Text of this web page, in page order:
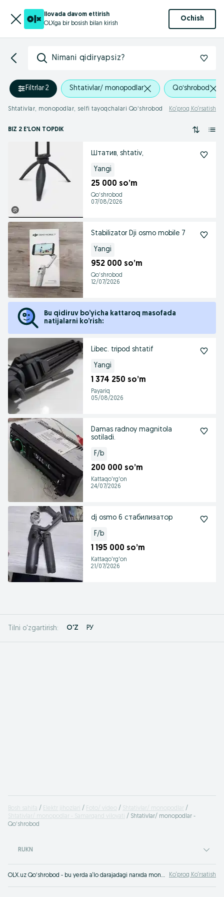
Ilovada davom ettirish
OLXga bir bosish bilan kirish
Ochish
Nimani qidiryapsiz?
Filtrlar·2 Shtativlar/ monopodlar Qoʻshrobod
Shtativlar, monopodlar, selfi tayoqchalari Qoʻshrobod Ko‘proq Ko‘rsatish
BIZ 2 E'LON TOPDIK
Штатив, shtativ,
Yangi
25 000 so’m
Qoʻshrobod
07/08/2026
Stabilizator Dji osmo mobile 7
Yangi
952 000 so’m
Qoʻshrobod
12/07/2026
Bu qidiruv bo’yicha kattaroq masofada
natijalarni ko’rish:
Libec. tripod shtatif
Yangi
1 374 250 so’m
Payariq
05/08/2026
Damas radnoy magnitola
sotiladi.
F/b
200 000 so’m
Kattaqo'rg'on
24/07/2026
dj osmo 6 стабилизатор
F/b
1 195 000 so’m
Kattaqo'rg'on
21/07/2026
Tilni o'zgartirish: O'Z РУ
Bosh sahifa Elektr jihozlari Foto/ video
Shtativlar/ monopodlar
Shtativlar/ monopodlar - Samarqand viloyati
Shtativlar/ monopodlar -
Qoʻshrobod
RUKN
OLX.uz Qoʻshrobod - bu yerda a‘lo darajadagi narxda monopod tanlash va xarid qilish mumkin. Selfi tayoqchasi, fotoapparat yoki telefon uchun shtativ - texnikani o‘z didingizga ko‘ra OLX.uz Qoʻshrobod bilan tanlang! Ko‘proq Ko‘rsatish